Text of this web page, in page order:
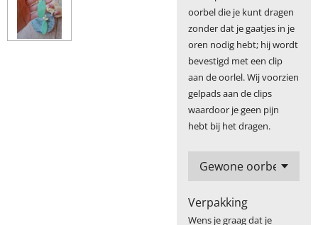
oorbel die je kunt dragen
zonder dat je gaatjes in je
oren nodig hebt; hij wordt
bevestigd met een clip
aan de oorlel. Wij voorzien
gelpads aan de clips
waardoor je geen pijn
hebt bij het dragen.
Verpakking
Wens je graag dat je